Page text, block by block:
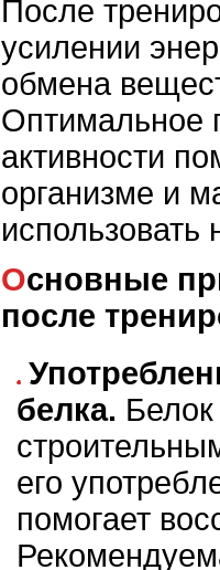
После
усилении
обмена
Оптимальное
активности
организме и
Основные принципы правильного питания
после
белка.
его
помогает